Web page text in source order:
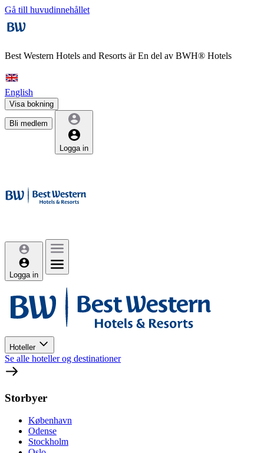
Gå till huvudinnehållet
Best Western Hotels and Resorts ärEn del av BWH® Hotels
English
Visa bokning
Bli medlem
Logga in
Logga in
Hoteller
Se alle hoteller og destinationer
Storbyer
København
Odense
Stockholm